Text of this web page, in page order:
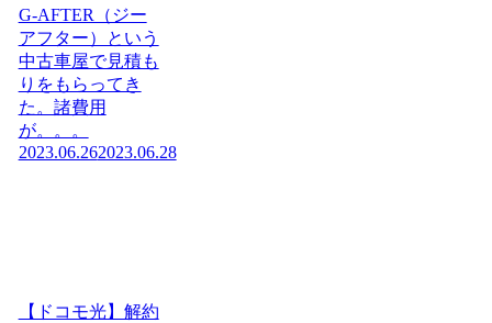
G-AFTER（ジー
アフター）という
中古車屋で見積も
りをもらってき
た。諸費用
が。。。
2023.06.262023.06.28
【ドコモ光】解約